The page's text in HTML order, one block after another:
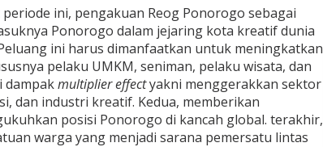
ini, pengakuan Reog Ponorogo sebagai
Ponorogo dalam jejaring kota kreatif dunia
ini harus dimanfaatkan untuk meningkatkan
pelaku UMKM, seniman, pelaku wisata, dan
dampakmultiplier effectyakni menggerakkan sektor
dan industri kreatif. Kedua, memberikan
posisi Ponorogo di kancah global. terakhir,
warga yang menjadi sarana pemersatu lintas